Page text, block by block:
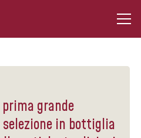
grande
in bottiglia